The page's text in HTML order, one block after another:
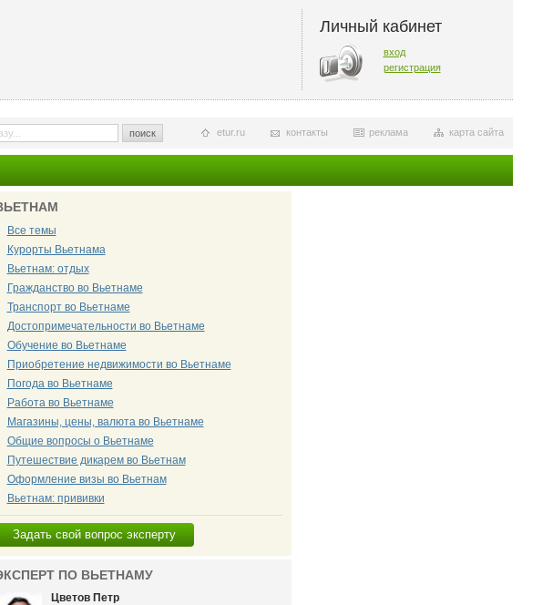
Личный кабинет
вход
регистрация
поиск карта сайта
реклама
контакты
etur.ru
Все темы
Курорты Вьетнама
Вьетнам: отдых
Гражданство во Вьетнаме
Транспорт во Вьетнаме
Достопримечательности во Вьетнаме
Обучение во Вьетнаме
Приобретение недвижимости во Вьетнаме
Погода во Вьетнаме
Работа во Вьетнаме
Магазины, цены, валюта во Вьетнаме
Общие вопросы о Вьетнаме
Путешествие дикарем во Вьетнам
Оформление визы во Вьетнам
Вьетнам: прививки
Задать свой вопрос эксперту
ПО ВЬЕТНАМУ
Цветов Петр